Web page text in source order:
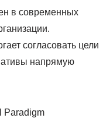
в современных
согласовать цели
напрямую
Paradigm